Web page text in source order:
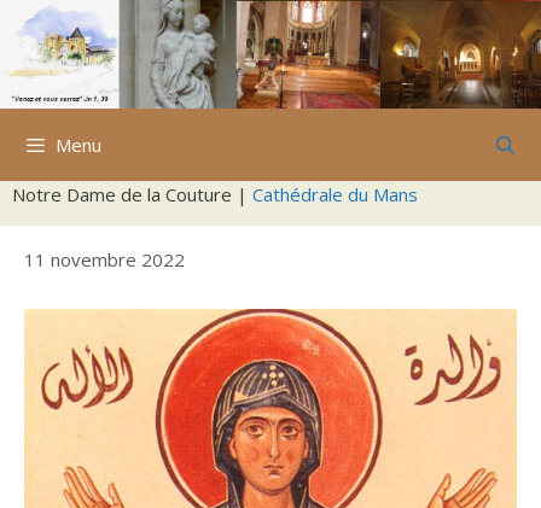
Aller
contenu
Menu
Notre Dame de la Couture | Cathédrale du Mans
11 novembre 2022